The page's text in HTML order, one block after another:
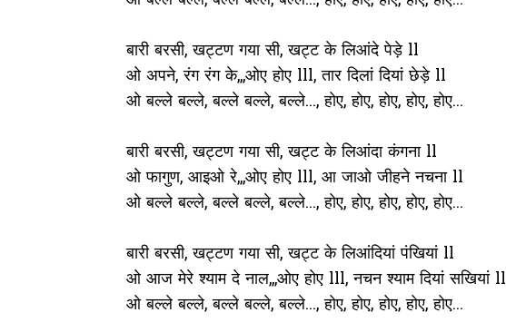
बारी बरसी, खट्टण गया सी, खट्ट के लिआंदे पेड़े ll
ओ अपने, रंग रंग के,,,ओए होए lll, तार दिलां दियां छेड़े ll
ओ बल्ले बल्ले, बल्ले बल्ले, बल्ले..., होए, होए, होए, होए, होए...
बारी बरसी, खट्टण गया सी, खट्ट के लिआंदा कंगना ll
ओ फागुण, आइओ रे,,,ओए होए lll, आ जाओ जीहने नचना ll
ओ बल्ले बल्ले, बल्ले बल्ले, बल्ले..., होए, होए, होए, होए, होए...
बारी बरसी, खट्टण गया सी, खट्ट के लिआंदियां पंखियां ll
ओ आज मेरे श्याम दे नाल,,,ओए होए lll, नचन श्याम दियां सखियां ll
ओ बल्ले बल्ले, बल्ले बल्ले, बल्ले..., होए, होए, होए, होए, होए...